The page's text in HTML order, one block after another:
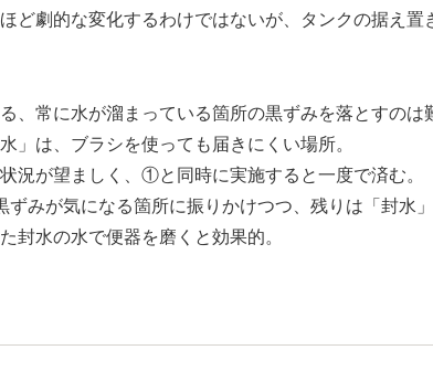
ど劇的な変化するわけではないが、タンクの据え
常に水が溜まっている箇所の黒ずみを落とすのは
」は、ブラシを使っても届きにくい場所。
況が望ましく、①と同時に実施すると一度で済む。
みが気になる箇所に振りかけつつ、残りは「封水」
封水の水で便器を磨くと効果的。